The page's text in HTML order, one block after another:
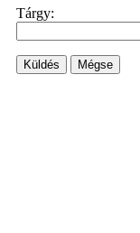
Tárgy:
Küldés Mégse